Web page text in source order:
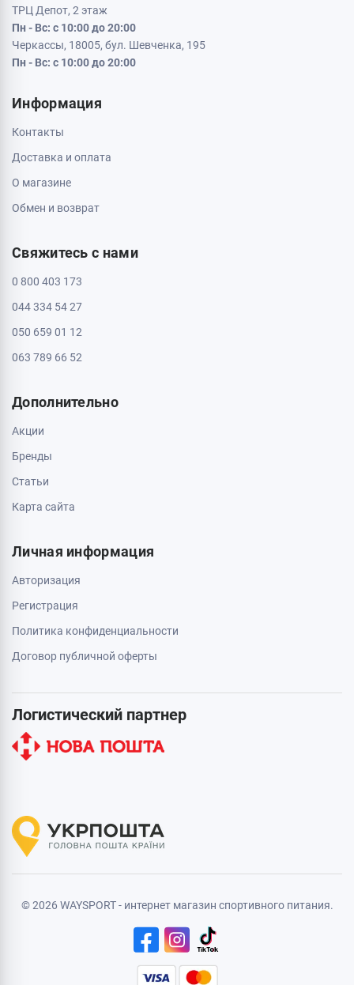
ТРЦ Депот, 2 этаж
Пн - Вс: с 10:00 до 20:00
Черкассы, 18005, бул. Шевченка, 195
Пн - Вс: с 10:00 до 20:00
Информация
Контакты
Доставка и оплата
О магазине
Обмен и возврат
Свяжитесь с нами
0 800 403 173
044 334 54 27
050 659 01 12
063 789 66 52
Дополнительно
Акции
Бренды
Статьи
Карта сайта
Личная информация
Авторизация
Регистрация
Политика конфиденциальности
Договор публичной оферты
Логистический партнер
© 2026 WAYSPORT - интернет магазин спортивного питания.